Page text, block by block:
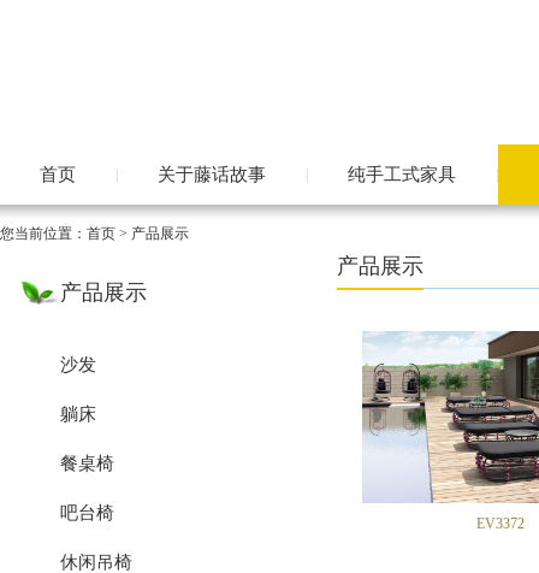
首页 关于藤话故事 纯手工式家具
您当前位置： 首页 > 产品展示
产品展示
沙发
躺床
餐桌椅
吧台椅
休闲吊椅
产品展示
EV3372